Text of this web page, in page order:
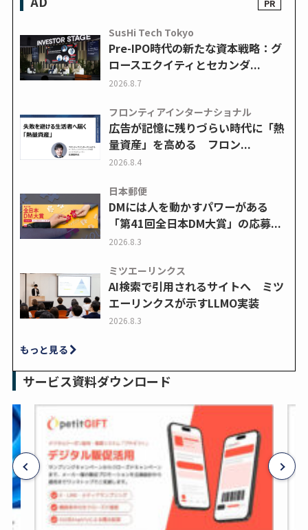
SusHi Tech Tokyo
Pre-IPO時代の新たな資本戦略：グ
ロースエクイティとセカンダ...
2026.8.7
フロンティアインターナショナル
広告が記憶に残りづらい時代に「熱
量資産」を高める フロン...
2026.8.4
日本郵便
DMには人を動かすパワーがある
「第41回全日本DM大賞」の応募...
2026.8.3
ミツエーリンクス
AI検索で引用されるサイトへ ミツ
エーリンクスが示すLLMO実装
2026.8.3
もっと見る
サービス資料ダウンロード